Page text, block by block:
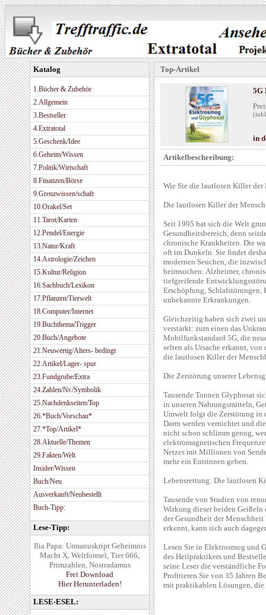
Katalog
1.Bücher & Zubehör
2.Allgemein
3.Bestseller
4.Extratotal
5.Geschenk/Idee
6.Geheim/Wissen
7.Politik/Wirtschaft
8.Finanzen/Börse
9.Grenzwissen/schaft
10.Orakel/Set
11.Tarot/Karten
12.Pendel/Energie
13.Natur/Kraft
14.Astrologie/Zeichen
15.Kultur/Religion
16.Sachbuch/Lexikon
17.Pflanzen/Tierwelt
18.Computer/Internet
19.Buchthema/Trigger
20.Buch/Angebote
21.Neuwertig/Alters- bedingt
22.Artikel/Lager- spur
23.Fundgrube/Extra
24.Zahlen/Nr./Symbolik
25.Nachdenkseiten/Top
26.*Buch/Vorschau*
27.*Top/Artikel*
28.Aktuelle/Themen
29.Fakten/Welt
Insider/Wissen
Buch/Neu
Ausverkauft/Neubestellt
Buch-Tipp:
Lese-Tipp:
Ilia Papa: Urmanuskript Geheimnis
Macht X, Weltformel, Tier 666,
Primzahlen, Nostradamus
Frei Download
Hier Herunterladen!
LESE-ESEL:
Top-Artikel
5G
in
Artikelbeschreibung:
Wie Sie die lautlosen Killer
Die lautlosen Killer der
Seit 1995 hat sich die Welt
Gesundheitsbereich, denn
chronische Krankheiten. Die
oft im Dunkeln. Sie findet
modernen Seuchen, die
heimsuchen: Alzheimer,
tiefgreifende
Erschöpfung,
unbekannte Erkrankungen.
Gleichzeitig haben sich zwei
verstärkt: zum einen das
Mobilfunkstandard 5G, die
selten als Ursache erkannt,
die lautlosen Killer der
Die Zerstörung unserer
Tausende Tonnen Glyphosat
in unseren Nahrungsmitteln,
Umwelt folgt die Zerstörung in
Darm werden vernichtet und
nicht schon schlimm genug,
elektromagnetischen
Netzes mit Millionen von
mehr ein Entrinnen geben.
Lebensrettung: Die lautlosen
Tausende von Studien von
Wirkung dieser beiden
der Gesundheit der
erkennt, kann sich auch
Lesen Sie in Elektrosmog und
des Heilpraktikers und
seine Leser die verständliche
Profitieren Sie von 35 Jahren
mit praktikablen Lösungen, die